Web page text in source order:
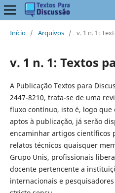
Início / Arquivos / v. 1 n. 1:
v. 1 n. 1: Textos
A Publicação Textos para
2447-8210, trata-se de uma
fluxo contínuo, isto é, logo
aptos à publicação, já serão
encaminhar artigos científicos
relatos técnicos quaisquer
Grupo Unis, profissionais
docente pertencente a
internacionais e